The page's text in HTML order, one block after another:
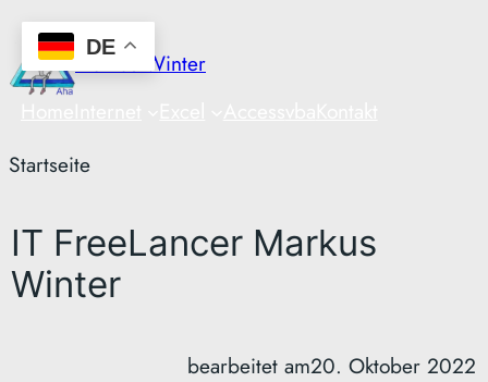
Zum
Inhalt
springen
Markus Winter
Startseite
IT FreeLancer Markus
Winter
bearbeitet am20. Oktober 2022
DE